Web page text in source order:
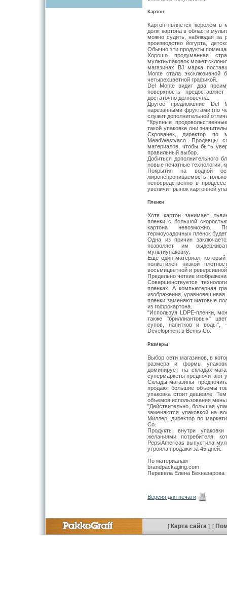
Картон
Картон является королем в
доля картона в области
можно судить, наблюдая за
производство йогурта,
Обычно эти продукты
Хорошо продуманная
мультиупаковок может
магазинах BJ марка
Monte стала эксклюзивной
четырехцветной графикой.
Del Monte видит два
поверхность
достаточно долговечна.
Другое предложение Del
нарезанными фруктами (по
служит дополнительной
"Крупные
такой упаковке они
Скрованек, директор по
MeadWestvaco. Продавцы
материалов, чтобы быть
правильный выбор.
Добиться дополнительного
новые печатные технологии,
Покрытия на водной
жиронепроницаемость,
непосредственно в
увеличит рынок картонной
Пленки
Хотя картон занимает
пленки с большой
картона невозможно.
термоусадочных пленок
Одна из причин
позволяет им
мультиупаковку.
Еще один материал,
полиэтилен низкой
восьмицветной и
Предельно четкие
Совершенствуется
пленках. А компьютерная
изображения,
пленки заменяют матовые
из гофрокартона.
"Используя LDPE-пленки,
также "бриллиантовых"
супов, напитков и воды", -
Development в Bemis Co.
Размеры
Выбор сети магазинов, в
размера и формы
доминирует на складах-
супермаркеты предпочитают
Склады-магазины
продают большие объемы
упаковка стоит дешевле.
объемов использования
"Действительно, большая
заменяются упаковкой на
Миллер, директор по
Co.
Продукты внутри
желаниями потребителя,
PepsiAmericas выпустила
утроила продажи за 45 дней.
По материалам
brandpackaging.com
Перевела Елена Бекназарова
Версия для печати
[ Карта сайта ] [